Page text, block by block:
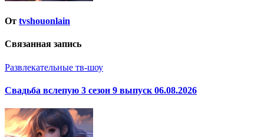
От tvshouonlain
Связанная запись
Развлекательные тв-шоу
Свадьба вслепую 3 сезон 9 выпуск 06.08.2026